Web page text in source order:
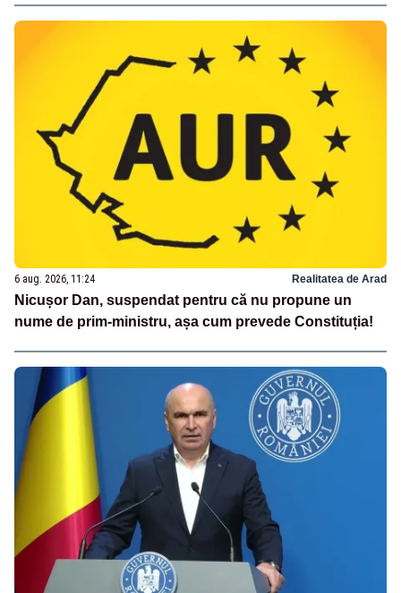
6 aug. 2026, 11:24 Realitatea de Arad
Nicușor Dan, suspendat pentru că nu propune un
nume de prim-ministru, așa cum prevede Constituția!